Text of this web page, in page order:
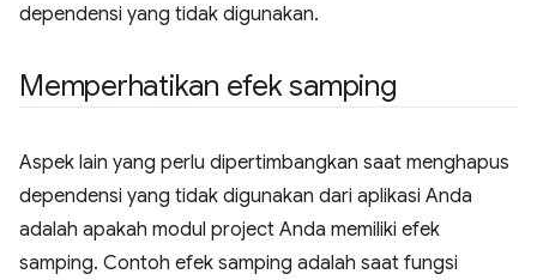
dependensi yang tidak digunakan.
Memperhatikan efek samping
Aspek lain yang perlu dipertimbangkan saat menghapus
dependensi yang tidak digunakan dari aplikasi Anda
adalah apakah modul project Anda memiliki efek
samping. Contoh efek samping adalah saat fungsi